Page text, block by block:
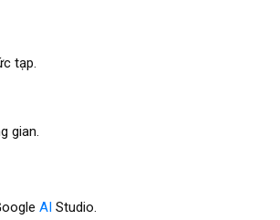
tạp.
gian.
AI Studio.